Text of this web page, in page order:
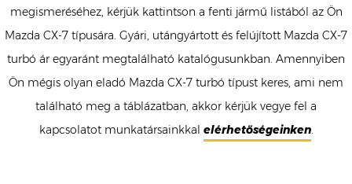
megismeréséhez, kérjük kattintson a fenti jármű listából az Ön
Mazda CX-7 típusára. Gyári, utángyártott és felújított Mazda CX-7
turbó ár egyaránt megtalálható katalógusunkban. Amennyiben
Ön mégis olyan eladó Mazda CX-7 turbó típust keres, ami nem
található meg a táblázatban, akkor kérjük vegye fel a
kapcsolatot munkatársainkkal elérhetőségeinken.